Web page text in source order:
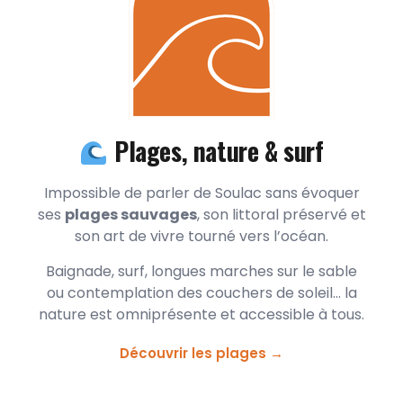
Plages, nature & surf
Impossible de parler de Soulac sans évoquer
ses plages sauvages, son littoral préservé et
son art de vivre tourné vers l’océan.
Baignade, surf, longues marches sur le sable
ou contemplation des couchers de soleil… la
nature est omniprésente et accessible à tous.
Découvrir les plages →